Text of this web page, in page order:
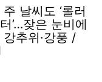
주 날씨도 ‘롤러
’…잦은 눈비에
강추위·강풍 /